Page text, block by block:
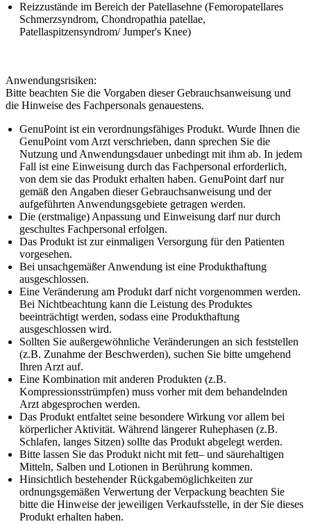
Reizzustände im Bereich der Patellasehne (Femoropatellares
Schmerzsyndrom, Chondropathia patellae,
Patellaspitzensyndrom/ Jumper's Knee)
Anwendungsrisiken:
Bitte beachten Sie die Vorgaben dieser Gebrauchsanweisung und
die Hinweise des Fachpersonals genauestens.
GenuPoint ist ein verordnungsfähiges Produkt. Wurde Ihnen die
GenuPoint vom Arzt verschrieben, dann sprechen Sie die
Nutzung und Anwendungsdauer unbedingt mit ihm ab. In jedem
Fall ist eine Einweisung durch das Fachpersonal erforderlich,
von dem sie das Produkt erhalten haben. GenuPoint darf nur
gemäß den Angaben dieser Gebrauchsanweisung und der
aufgeführten Anwendungsgebiete getragen werden.
Die (erstmalige) Anpassung und Einweisung darf nur durch
geschultes Fachpersonal erfolgen.
Das Produkt ist zur einmaligen Versorgung für den Patienten
vorgesehen.
Bei unsachgemäßer Anwendung ist eine Produkthaftung
ausgeschlossen.
Eine Veränderung am Produkt darf nicht vorgenommen werden.
Bei Nichtbeachtung kann die Leistung des Produktes
beeinträchtigt werden, sodass eine Produkthaftung
ausgeschlossen wird.
Sollten Sie außergewöhnliche Veränderungen an sich feststellen
(z.B. Zunahme der Beschwerden), suchen Sie bitte umgehend
Ihren Arzt auf.
Eine Kombination mit anderen Produkten (z.B.
Kompressionsstrümpfen) muss vorher mit dem behandelnden
Arzt abgesprochen werden.
Das Produkt entfaltet seine besondere Wirkung vor allem bei
körperlicher Aktivität. Während längerer Ruhephasen (z.B.
Schlafen, langes Sitzen) sollte das Produkt abgelegt werden.
Bitte lassen Sie das Produkt nicht mit fett– und säurehaltigen
Mitteln, Salben und Lotionen in Berührung kommen.
Hinsichtlich bestehender Rückgabemöglichkeiten zur
ordnungsgemäßen Verwertung der Verpackung beachten Sie
bitte die Hinweise der jeweiligen Verkaufsstelle, in der Sie dieses
Produkt erhalten haben.